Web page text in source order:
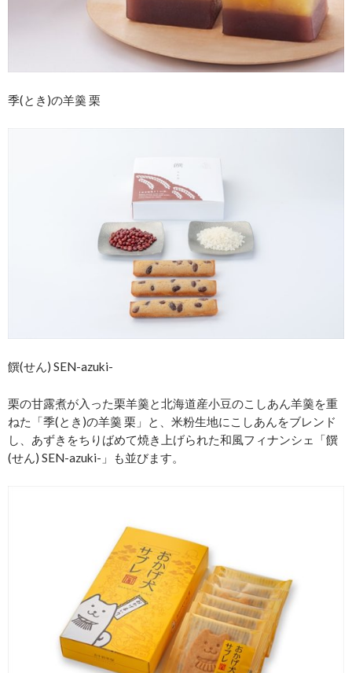
季(とき)の羊羹 栗
饌(せん) SEN-azuki-
栗の甘露煮が入った栗羊羹と北海道産小豆のこしあん羊羹を重
ねた「季(とき)の羊羹 栗」と、米粉生地にこしあんをブレンド
し、あずきをちりばめて焼き上げられた和風フィナンシェ「饌
(せん) SEN-azuki-」も並びます。